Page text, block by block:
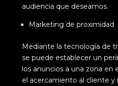
audiencia que deseamos.
Marketing de proximidad
Mediante la tecnología de
se puede establecer un
los anuncios a una zona en
el acercamiento al cliente y